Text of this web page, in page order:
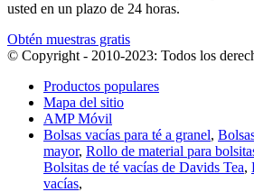
usted en un plazo de 24 horas.
Obtén muestras gratis
© Copyright - 2010-2023: Todos los
Productos populares
Mapa del sitio
AMP Móvil
Bolsas vacías para té a granel,
mayor, Rollo de material para
Bolsitas de té vacías de Davids Tea,
vacías,